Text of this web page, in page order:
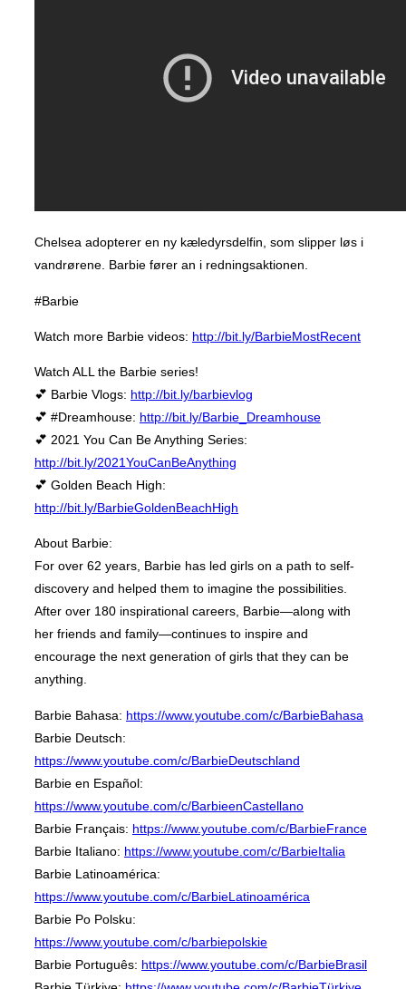
Chelsea adopterer en ny kæledyrsdelfin, som slipper løs i
vandrørene. Barbie fører an i redningsaktionen.
#Barbie
Watch more Barbie videos: http://bit.ly/BarbieMostRecent
Watch ALL the Barbie series!
💕 Barbie Vlogs: http://bit.ly/barbievlog
💕 #Dreamhouse: http://bit.ly/Barbie_Dreamhouse
💕 2021 You Can Be Anything Series:
http://bit.ly/2021YouCanBeAnything
💕 Golden Beach High:
http://bit.ly/BarbieGoldenBeachHigh
About Barbie:
For over 62 years, Barbie has led girls on a path to self-
discovery and helped them to imagine the possibilities.
After over 180 inspirational careers, Barbie—along with
her friends and family—continues to inspire and
encourage the next generation of girls that they can be
anything.
Barbie Bahasa: https://www.youtube.com/c/BarbieBahasa
Barbie Deutsch:
https://www.youtube.com/c/BarbieDeutschland
Barbie en Español:
https://www.youtube.com/c/BarbieenCastellano
Barbie Français: https://www.youtube.com/c/BarbieFrance
Barbie Italiano: https://www.youtube.com/c/BarbieItalia
Barbie Latinoamérica:
https://www.youtube.com/c/BarbieLatinoamérica
Barbie Po Polsku:
https://www.youtube.com/c/barbiepolskie
Barbie Português: https://www.youtube.com/c/BarbieBrasil